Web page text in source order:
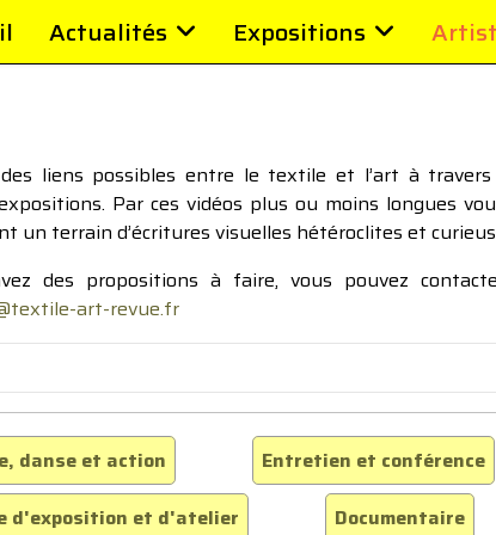
Actualités Expositions
liens possibles entre le textile et l’art à
Par ces vidéos plus ou moins longues
un terrain d’écritures visuelles hétéroclites et
des propositions à faire, vous pouvez
art-revue.fr
danse et action
Entretien et conférence
d'exposition et d'atelier Documentaire